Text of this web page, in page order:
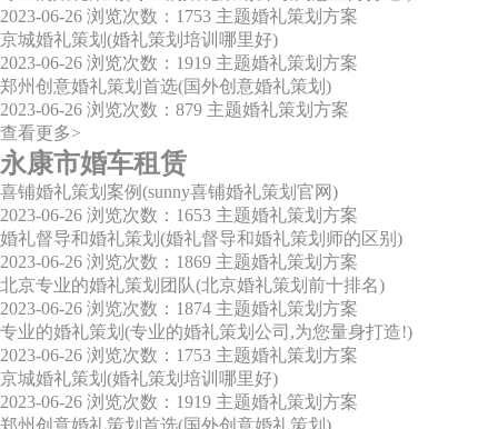
2023-06-26 浏览次数：1753 主题婚礼策划方案
京城婚礼策划(婚礼策划培训哪里好)
2023-06-26 浏览次数：1919 主题婚礼策划方案
郑州创意婚礼策划首选(国外创意婚礼策划)
2023-06-26 浏览次数：879 主题婚礼策划方案
查看更多>
永康市婚车租赁
喜铺婚礼策划案例(sunny喜铺婚礼策划官网)
2023-06-26 浏览次数：1653 主题婚礼策划方案
婚礼督导和婚礼策划(婚礼督导和婚礼策划师的区别)
2023-06-26 浏览次数：1869 主题婚礼策划方案
北京专业的婚礼策划团队(北京婚礼策划前十排名)
2023-06-26 浏览次数：1874 主题婚礼策划方案
专业的婚礼策划(专业的婚礼策划公司,为您量身打造!)
2023-06-26 浏览次数：1753 主题婚礼策划方案
京城婚礼策划(婚礼策划培训哪里好)
2023-06-26 浏览次数：1919 主题婚礼策划方案